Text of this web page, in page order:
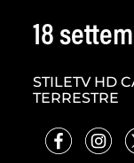
18
STILETV HD
TERRESTRE